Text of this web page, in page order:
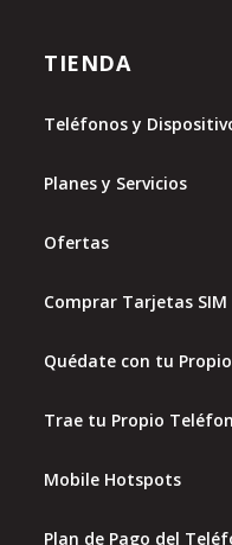
TIENDA
Teléfonos y
Planes y Servicios
Ofertas
Comprar Tarjetas SIM
Quédate con tu
Trae tu Propio
Mobile Hotspots
Plan de Pago del